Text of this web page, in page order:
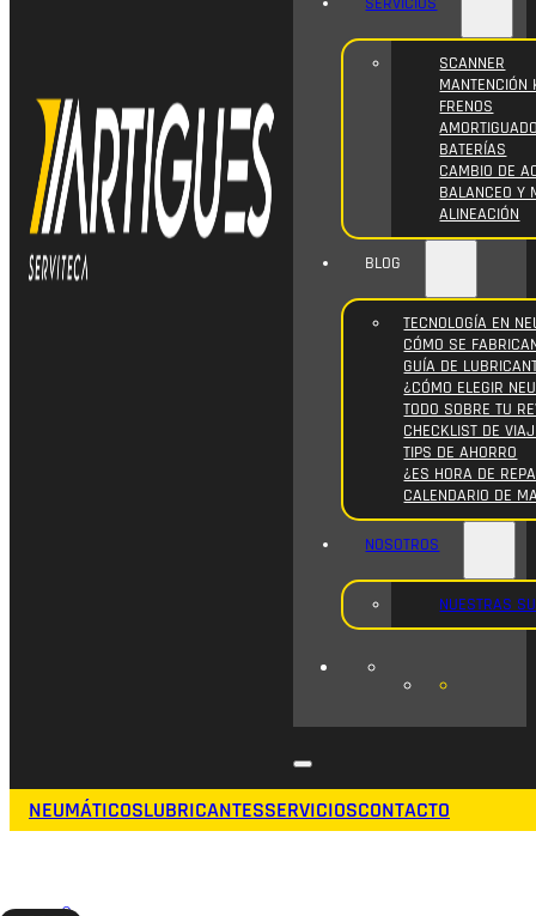
SCANNER
MANTENCIÓN
FRENOS
BATERÍAS
CAMBIO DE
BALANCEO Y
ALINEACIÓN
BLOG
TECNOLOGÍA EN
CÓMO SE
GUÍA DE
¿CÓMO ELEGIR
TODO SOBRE TU
CHECKLIST DE
TIPS DE AHORRO
¿ES HORA DE
CALENDARIO DE
NOSOTROS
NUESTRAS
NEUMÁTICOSLUBRICANTESSERVICIOSCONTACTO
🔍